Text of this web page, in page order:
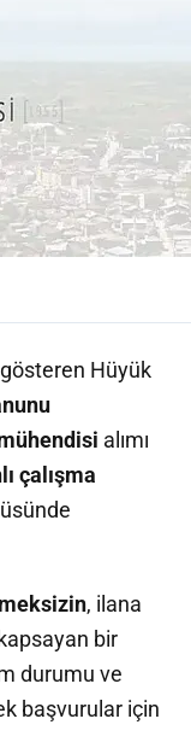
Hüyük
alımı
çalışma
, ilana
bir
durumu ve
başvurular için